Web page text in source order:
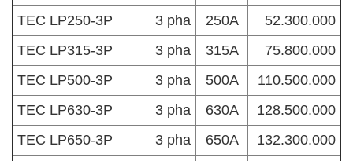
TEC LP250-3P
3 pha 250A
52.300.000
TEC LP315-3P
3 pha 315A
75.800.000
TEC LP500-3P
3 pha 500A
110.500.000
TEC LP630-3P
3 pha 630A
128.500.000
TEC LP650-3P
3 pha 650A
132.300.000